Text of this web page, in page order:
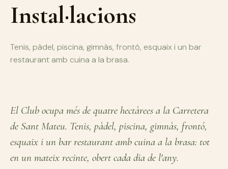
Instal·lacions
Tenis, pàdel, piscina, gimnàs, frontó, esquaix i un bar
restaurant amb cuina a la brasa.
El Club ocupa més de quatre hectàrees a la Carretera
de Sant Mateu. Tenis, pàdel, piscina, gimnàs, frontó,
esquaix i un bar restaurant amb cuina a la brasa: tot
en un mateix recinte, obert cada dia de l'any.